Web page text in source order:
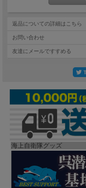
返品についての詳細はこちら
お問い合わせ
友達にメールですすめる
海上自衛隊グッズ